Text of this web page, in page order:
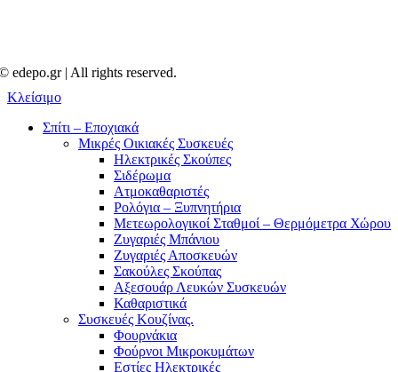
edepo.gr | All rights reserved.
Κλείσιμο
Σπίτι – Εποχιακά
Μικρές Οικιακές Συσκευές
Ηλεκτρικές Σκούπες
Σιδέρωμα
Ατμοκαθαριστές
Ρολόγια – Ξυπνητήρια
Μετεωρολογικοί Σταθμοί – Θερμόμετρα Χώρου
Ζυγαριές Μπάνιου
Ζυγαριές Αποσκευών
Σακούλες Σκούπας
Αξεσουάρ Λευκών Συσκευών
Καθαριστικά
Συσκευές Κουζίνας.
Φουρνάκια
Φούρνοι Μικροκυμάτων
Εστίες Ηλεκτρικές